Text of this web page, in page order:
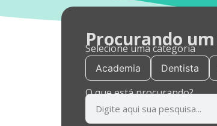
Procurando
Selecione uma categoria
Academia Dentista
O que está procurando?